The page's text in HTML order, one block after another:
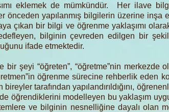
eklemek de mümkündür. Her ilave
önceden yapılanmış bilgilerin üzerine
çıkan bir bilgi ve öğrenme yaklaşımı
bilginin çevreden edilgen bir
ifade etmektedir.
bir şeyi “öğreten”, “öğretme”nin
öğrenme sürecine rehberlik eden
tarafından yapılandırıldığını,
öğrendiklerini modelleyen bu yaklaşım
ve bilginin nesnelliğine dayalı olan